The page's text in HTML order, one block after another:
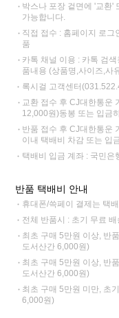
박스나 포장 겉면에 '교환'
가능합니다.
직접 접수 : 홈페이지 로
품
카톡 채널 이용 : 카톡 검
품내용 (상품명,사이즈,사
록시걸 고객센터
교환 접수 후 CJ대한통운
12,000원)동봉 또는 입금
반품 접수 후 CJ대한통운
이내 택배비 차감 또는 입
택배비 입금 계좌 : 국민
반품 택배비 안내
휴대폰/쓱페이 결제는 택
전체 반품시 : 초기 무료
최초 구매 5만원 이상, 반
도서산간 6,000원)
최초 구매 5만원 이상, 반
도서산간 6,000원)
최초 구매 5만원 미만, 초
6,000원)